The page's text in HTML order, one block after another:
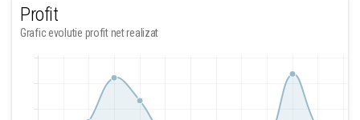
Profit
Grafic evolutie profit net realizat